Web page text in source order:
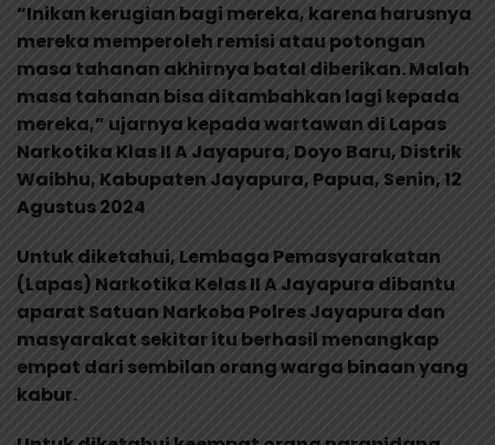
“Inikan kerugian bagi mereka, karena harusnya
mereka memperoleh remisi atau potongan
masa tahanan akhirnya batal diberikan. Malah
masa tahanan bisa ditambahkan lagi kepada
mereka,” ujarnya kepada wartawan di Lapas
Narkotika Klas II A Jayapura, Doyo Baru, Distrik
Waibhu, Kabupaten Jayapura, Papua, Senin, 12
Agustus 2024
Untuk diketahui, Lembaga Pemasyarakatan
(Lapas) Narkotika Kelas II A Jayapura dibantu
aparat Satuan Narkoba Polres Jayapura dan
masyarakat sekitar itu berhasil menangkap
empat dari sembilan orang warga binaan yang
kabur.